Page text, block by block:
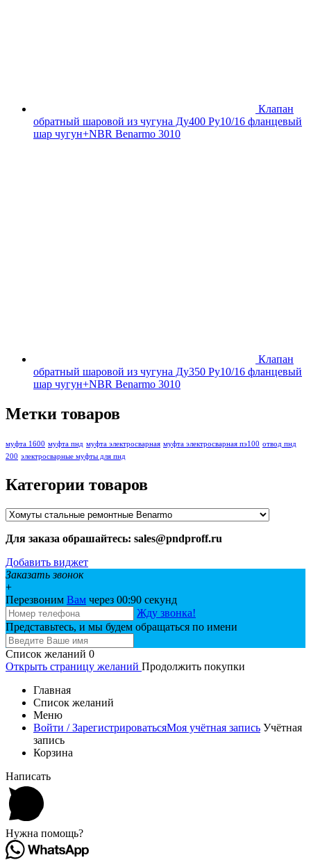
Клапан
обратный шаровой из чугуна Ду400 Ру10/16 фланцевый
шар чугун+NBR Benarmo 3010
Клапан
обратный шаровой из чугуна Ду350 Ру10/16 фланцевый
шар чугун+NBR Benarmo 3010
Метки товаров
муфта 1600 муфта пнд муфта электросварная муфта электросварная пэ100 отвод пнд
200 электросварные муфты для пнд
Категории товаров
Для заказа обрашайтесь: sales@pndproff.ru
Добавить виджет
Заказать звонок
+
Перезвоним Вам через 00:90 секунд
Жду звонка!
Представьтесь, и мы будем обращаться по имени
Список желаний 0
Открыть страницу желаний Продолжить покупки
Главная
Список желаний
Меню
Войти / ЗарегистрироватьсяМоя учётная запись Учётная
запись
Корзина
Написать
Нужна помощь?